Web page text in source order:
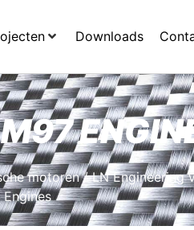
Downloads
motoren/LN Engineering